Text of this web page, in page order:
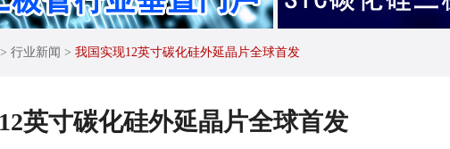
> 行业新闻 > 我国实现12英寸碳化硅外延晶片全球首发
英寸碳化硅外延晶片全球首发